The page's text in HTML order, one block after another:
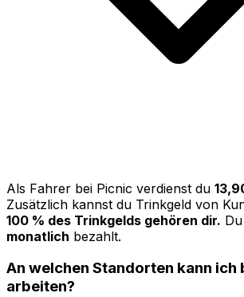
Als Fahrer bei Picnic verdienst du
Zusätzlich kannst du Trinkgeld von
100 % des Trinkgelds gehören dir.
monatlich bezahlt.
An welchen Standorten kann ich
arbeiten?